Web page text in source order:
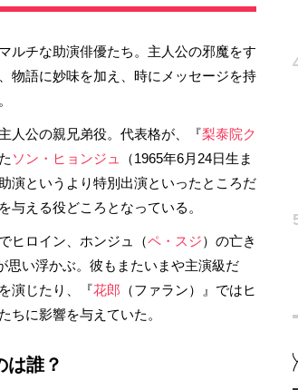
ルチな助演俳優たち。主人公の邪魔をす
物語に妙味を加え、時にメッセージを持
人公の親兄弟役。代表格が、『梨泰院ク
ソン・ヒョンジュ
（1965年6月24日生ま
演というより特別出演といったところだ
与える役どころとなっている。
ヒロイン、ホンジュ（ペ・スジ）の亡き
思い浮かぶ。彼もまたいまや主演級だ
演じたり、『花郎 （ファラン）』ではヒ
ちに影響を与えていた。
は誰？